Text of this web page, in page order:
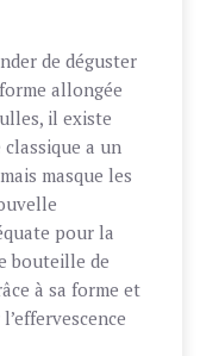
de déguster
allongée
il existe
a un
masque les
pour la
bouteille de
à sa forme et